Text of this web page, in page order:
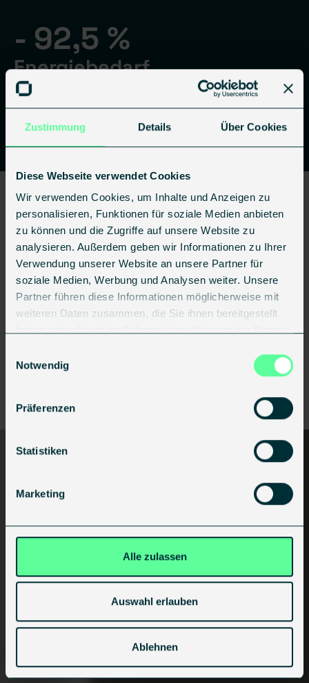
Zustimmung Details Über Cookies
Diese Webseite verwendet Cookies
Wir verwenden Cookies, um Inhalte und Anzeigen zu
personalisieren, Funktionen für soziale Medien anbieten
zu können und die Zugriffe auf unsere Website zu
analysieren. Außerdem geben wir Informationen zu Ihrer
Verwendung unserer Website an unsere Partner für
soziale Medien, Werbung und Analysen weiter. Unsere
Partner führen diese Informationen möglicherweise mit
weiteren Daten zusammen, die Sie ihnen bereitgestellt
Notwendig
Präferenzen
Statistiken
Marketing
Alle zulassen
Auswahl erlauben
Ablehnen
- 92,5 %
Energiebedarf
Verbesserung des Energiebedarfs von 292
kWh/m²a auf 22 kWh/m²a